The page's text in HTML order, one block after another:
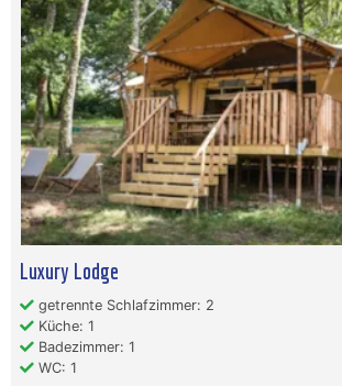
Luxury Lodge
getrennte Schlafzimmer: 2
Küche: 1
Badezimmer: 1
WC: 1